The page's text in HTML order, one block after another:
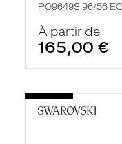
PO9649S 96/56
À partir de
165,00 €